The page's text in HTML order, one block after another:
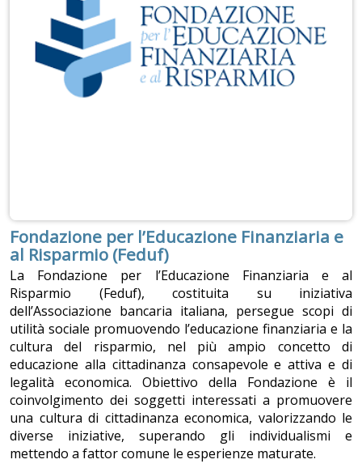
Fondazione per l’Educazione Finanziaria e
al Risparmio (Feduf)
La Fondazione per l’Educazione Finanziaria e al
Risparmio (Feduf), costituita su iniziativa
dell’Associazione bancaria italiana, persegue scopi di
utilità sociale promuovendo l’educazione finanziaria e la
cultura del risparmio, nel più ampio concetto di
educazione alla cittadinanza consapevole e attiva e di
legalità economica. Obiettivo della Fondazione è il
coinvolgimento dei soggetti interessati a promuovere
una cultura di cittadinanza economica, valorizzando le
diverse iniziative, superando gli individualismi e
mettendo a fattor comune le esperienze maturate.